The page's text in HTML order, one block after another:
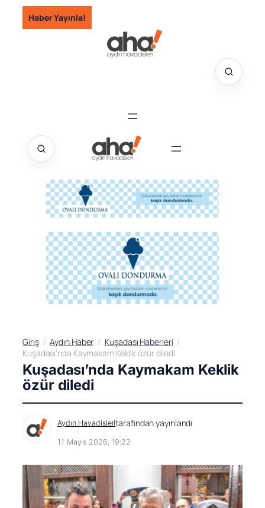
İçeriğe
geç
Haber Yayınla!
Giriş Aydın Haber
Kuşadası Haberleri
Kuşadası’nda Kaymakam Keklik özür diledi
Kuşadası’nda Kaymakam Keklik
özür diledi
Aydın Havadisleritarafından yayınlandı
11 Mayıs 2026, 19:22